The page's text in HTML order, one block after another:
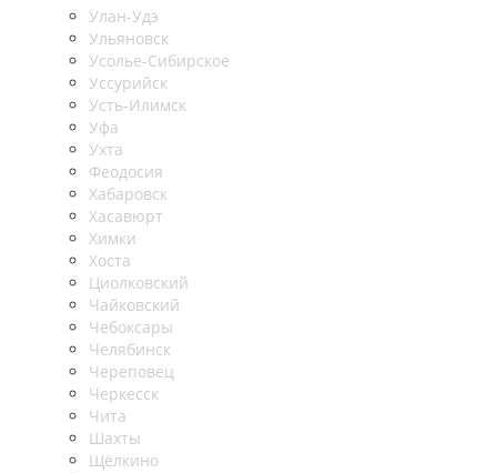
Улан-Удэ
Ульяновск
Усолье-Сибирское
Уссурийск
Усть-Илимск
Уфа
Ухта
Феодосия
Хабаровск
Хасавюрт
Химки
Хоста
Циолковский
Чайковский
Чебоксары
Челябинск
Череповец
Черкесск
Чита
Шахты
Щёлкино